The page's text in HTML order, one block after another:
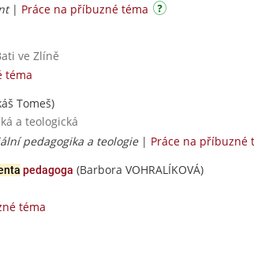
| Práce na příbuzné téma
ve Zlíně
téma
Tomeš)
a teologická
pedagogika a teologie| Práce na příbuzné
pedagoga (Barbora VOHRALÍKOVÁ)
téma